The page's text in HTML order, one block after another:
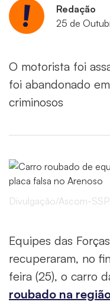
Redação
25 de
O motorista foi
foi abandonado
criminosos
Divulgação/Ascom-SSP
Equipes das
recuperaram, no
feira (25), o carro
roubado na